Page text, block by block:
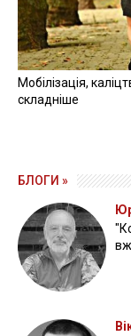
Мобілізація,
складніше
БЛОГИ »